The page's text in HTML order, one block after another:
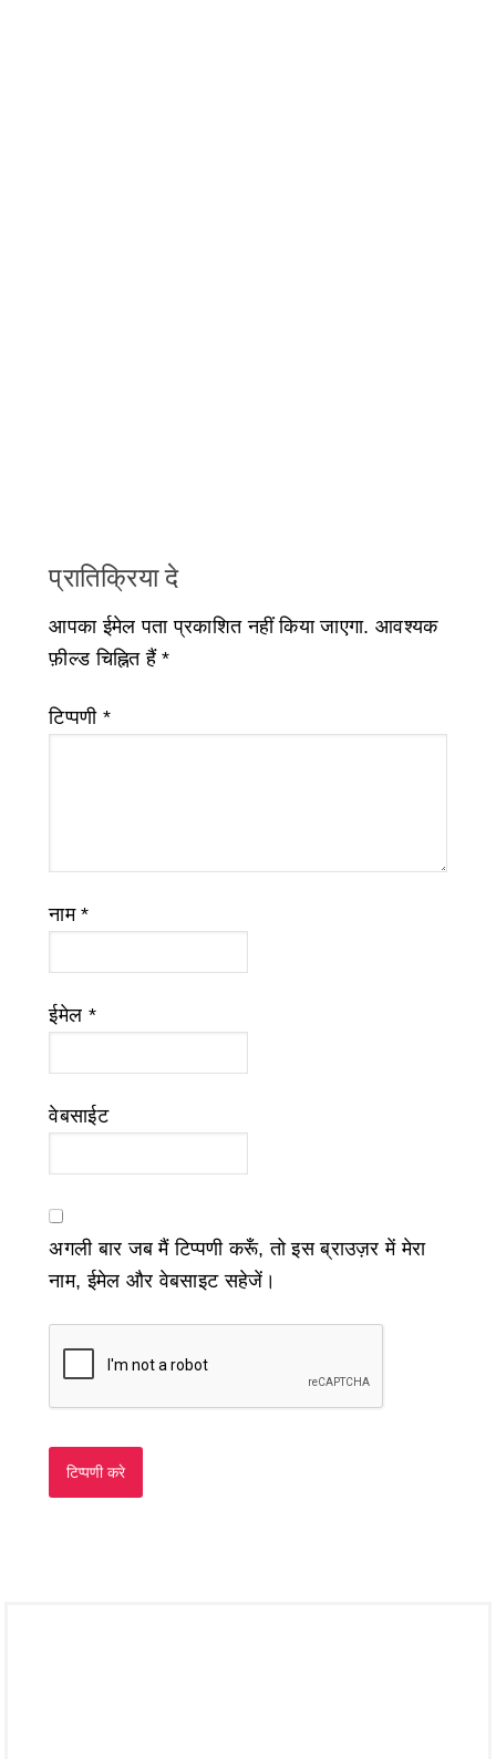
प्रातिक्रिया दे
आपका ईमेल पता प्रकाशित नहीं किया जाएगा. आवश्यक
फ़ील्ड चिह्नित हैं*
टिप्पणी *
नाम*
ईमेल *
वेबसाईट
अगली बार जब मैं टिप्पणी करूँ, तो इस ब्राउज़र में मेरा
नाम, ईमेल और वेबसाइट सहेजें।